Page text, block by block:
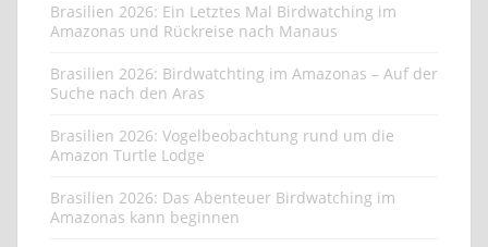
Brasilien 2026: Ein Letztes Mal Birdwatching im
Amazonas und Rückreise nach Manaus
Brasilien 2026: Birdwatchting im Amazonas – Auf der
Suche nach den Aras
Brasilien 2026: Vogelbeobachtung rund um die
Amazon Turtle Lodge
Brasilien 2026: Das Abenteuer Birdwatching im
Amazonas kann beginnen